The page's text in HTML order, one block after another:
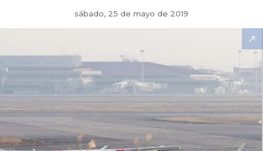
sábado, 25 de mayo de 2019